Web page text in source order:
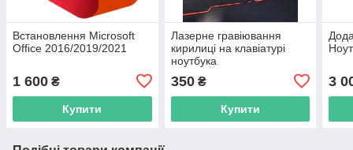
Встановлення Microsoft
Office 2016/2019/2021
1 600 ₴
Купити
Лазерне гравіювання
кирилиці на клавіатурі
ноутбука
350₴
Купити
3